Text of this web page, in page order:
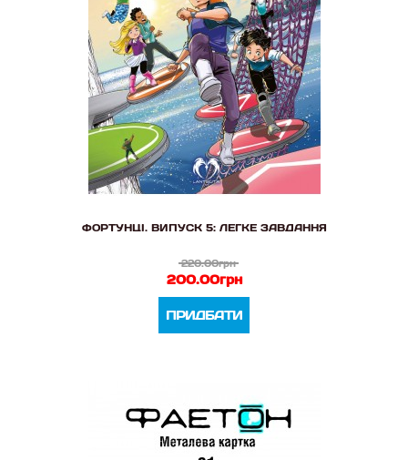
ФОРТУНЦІ. ВИПУСК 5: ЛЕГКЕ ЗАВДАННЯ
220.00грн
200.00грн
ПРИДБАТИ